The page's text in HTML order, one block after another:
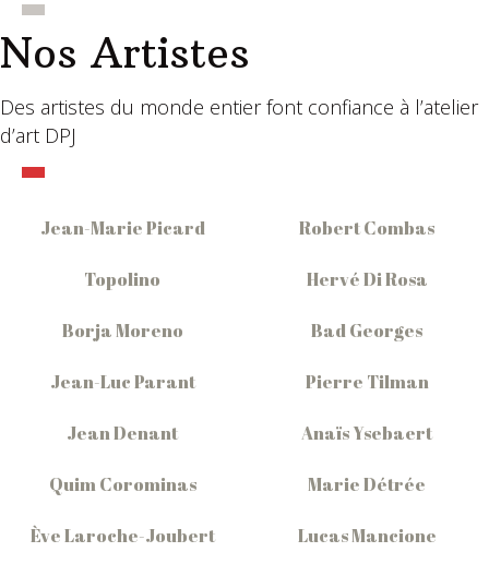
Nos Artistes
Des artistes du monde entier font confiance à l’atelier
d’art DPJ
Jean-Marie Picard Robert Combas
Topolino Hervé Di Rosa
Borja Moreno Bad Georges
Jean-Luc Parant Pierre Tilman
Jean Denant Anaïs Ysebaert
Quim Corominas Marie Détrée
Ève Laroche-Joubert Lucas Mancione